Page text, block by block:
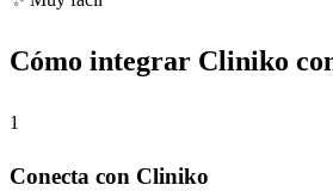
Cómo integrar Cliniko
1
Conecta con Cliniko